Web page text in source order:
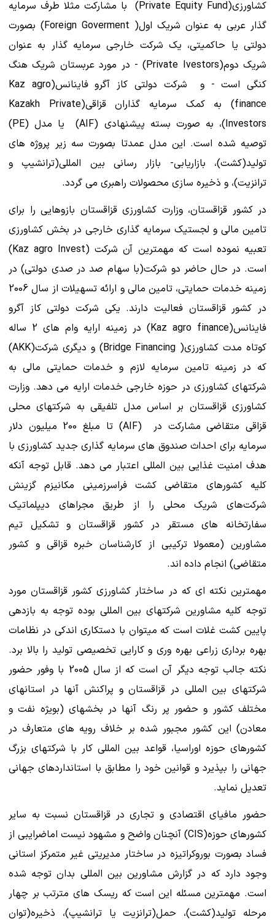
کشاورزی(Private Equity Fund) با مشارکت مثلا طرف سرمایه
گذار عربی به عنوان شریک اول( Foreign Goverment) بصورت
دولتی یا حاکمیتی، یک شرکت خارجی سرمایه گذار به عنوان
شریک دوم(Private Ivestors) - در مورد عربستان شریک هنگ
کنگی است - و شرکت دولتی کاز آگرو فاینانس(Kaz agro
finance) به کمک سرمایه گذاران قزاقی(Kazakh Private
Investors)، به صورت بسته پیشنهادی (AIF) یا مدل (PE)
توصیه شده است. این مدل عمدتا بصورت سه زیر پروژه های
تولید(کشت)، بازاریابی- بازار رسانی بین المللی(ترانشیپ و
ترانزیت)، و ذخیره سازی محصولات راهبری می گردد.
در کشور قزاقستان، وزارت کشاورزی قزاقستان بازوهایی را برای
تامین مالی و لجستیک سرمایه گذاری خارجی در بخش کشاورزی
تعبیه نموده است که مهمترین آن شرکت (Kaz agro Invest)
است. در حال حاضر دو شرکت(با سهام صد در صدی دولتی) در
زمینه خدمات حمایتی، تامین مالی و ارائه تسهیلات از سال 2006
در کشور قزاقستان فعالیت دارند. یکی شرکت دولتی کاز آگرو
فاینانس(Kaz agro finance) در زمینه ارایه وام های 2 ساله
کوتاه مدت کشاورزی( Bridge Financing) و دیگری شرکت(AKK)
که در زمینه تامین سرمایه لازم و خدمات حمایتی مالی به
شرکتهای کشاورزی در حوزه خارجی خدمات ارایه می دهد. وزارت
کشاورزی قزاقستان بر اساس مدل تلفیقی به شرکتهای محلی
قزاقی متقاضی مشارکت در (AIF) تا مبلغ 200 میلیون دلار
سرمایه برای احداث صندوق های سرمایه گذاری جدید کشاورزی با
هدف امنیت غذایی بین المللی اعتبار می دهد. قابل توجه آنکه
کلیه کشورهای متقاضی کشت فراسرزمینی مکانیزم گزینش
شرکت‌های شریک محلی را از طریق مجراهای دیپلماتیک
سفارتخانه های مستقر در کشور قزاقستان و تشکیل تیم
مشاورین (معمولا ترکیبی از کارشناسان خبره قزاقی و کشور
متقاضی) انجام داده اند.
مهمترین نکته ای که در ساختار کشاورزی کشور قزاقستان مورد
توجه کلیه مشاورین شرکتهای بین المللی بوده توجه به بازدهی
پایین کشت غلات است که میتوان با دستکاری اندکی در نظامات
بهره برداری زراعی بهره وری و کارایی تخصیصی تولید را بالا برد.
نکته جالب توجه دیگر آن است که از سال 2005 با وفور حضور
شرکتهای بین المللی در قزاقستان و پراکنش آنها در استانهای
مختلف کشور و حضور پر رنگ آنها در بخشهای (بویژه نفت و
معادن) این کشور مجبور شده بر خلاف رویه های متعارف در
کشورهای حوزه اوراسیا، قواعد بین المللی کار با شرکتهای بزرگ
جهانی را بپذیرد و قوانین خود را مطابق با استانداردهای جهانی
تعدیل نماید.
حضور مافیای اقتصادی و تجاری در قزاقستان نسبت به سایر
کشورهای حوزه(CIS) آنچنان واضح و مشهود نیست اماضرایبی از
فساد بصورت بوروکراتیزه در ساختار مدیریتی غیر متمرکز استانی
وجود دارد که در گزارش مشاورین بین المللی بدان توجه شده
است. مهمترین مسئله این است که ریسک های مترتب بر چهار
مرحله تولید(کشت)، حمل(ترانزیت یا ترانشیپ)، ذخیره(توان